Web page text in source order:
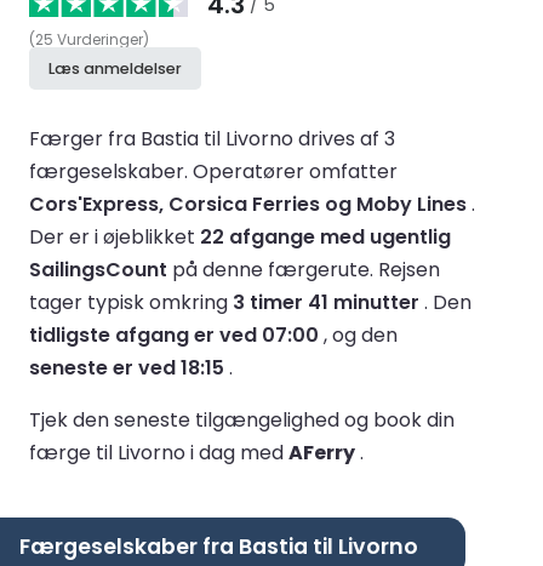
/ 5
(25 Vurderinger)
Læs anmeldelser
Færger fra Bastia til Livorno drives af 3
færgeselskaber. Operatører omfatter
Cors'Express, Corsica Ferries og Moby Lines.
Der er i øjeblikket 22 afgange med ugentlig
SailingsCount på denne færgerute. Rejsen
tager typisk omkring 3 timer 41 minutter . Den
tidligste afgang er ved 07:00 , og den
seneste er ved 18:15 .
Tjek den seneste tilgængelighed og book din
færge til Livorno i dag medAFerry.
Færgeselskaber fra Bastia til Livorno